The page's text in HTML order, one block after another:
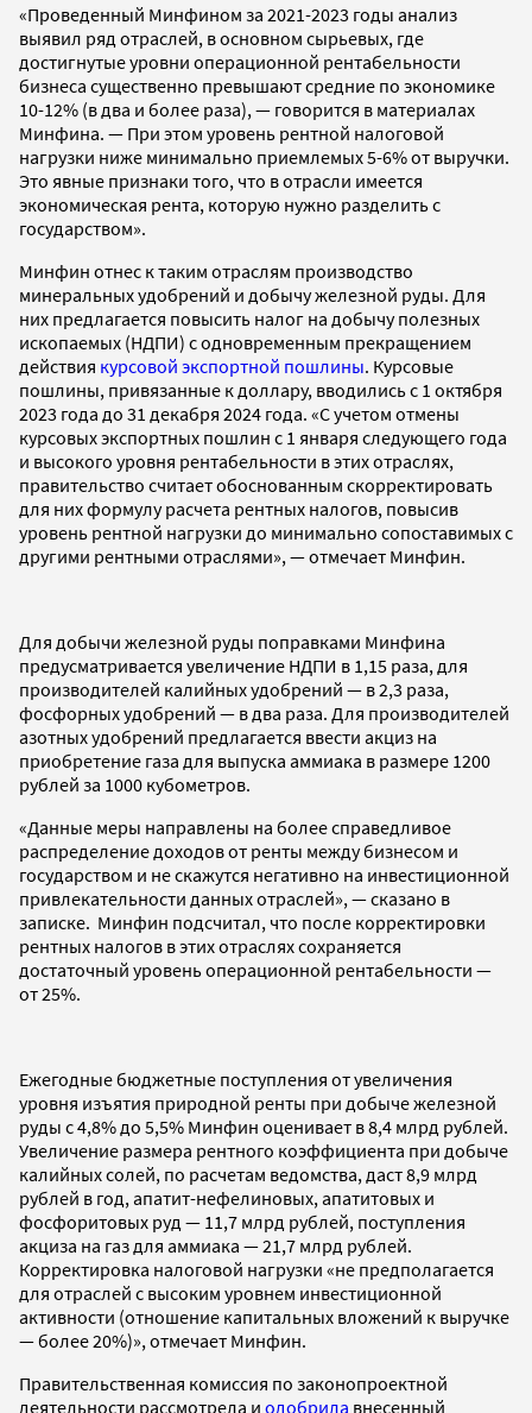
«Проведенный Минфином за 2021-2023 годы анализ
выявил ряд отраслей, в основном сырьевых, где
достигнутые уровни операционной рентабельности
бизнеса существенно превышают средние по экономике
10-12% (в два и более раза), — говорится в материалах
Минфина. — При этом уровень рентной налоговой
нагрузки ниже минимально приемлемых 5-6% от выручки.
Это явные признаки того, что в отрасли имеется
экономическая рента, которую нужно разделить с
государством».
Минфин отнес к таким отраслям производство
минеральных удобрений и добычу железной руды. Для
них предлагается повысить налог на добычу полезных
ископаемых (НДПИ) с одновременным прекращением
действия курсовой экспортной пошлины. Курсовые
пошлины, привязанные к доллару, вводились с 1 октября
2023 года до 31 декабря 2024 года. «С учетом отмены
курсовых экспортных пошлин с 1 января следующего года
и высокого уровня рентабельности в этих отраслях,
правительство считает обоснованным скорректировать
для них формулу расчета рентных налогов, повысив
уровень рентной нагрузки до минимально сопоставимых с
другими рентными отраслями», — отмечает Минфин.
Для добычи железной руды поправками Минфина
предусматривается увеличение НДПИ в 1,15 раза, для
производителей калийных удобрений — в 2,3 раза,
фосфорных удобрений — в два раза. Для производителей
азотных удобрений предлагается ввести акциз на
приобретение газа для выпуска аммиака в размере 1200
рублей за 1000 кубометров.
«Данные меры направлены на более справедливое
распределение доходов от ренты между бизнесом и
государством и не скажутся негативно на инвестиционной
привлекательности данных отраслей», — сказано в
записке. Минфин подсчитал, что после корректировки
рентных налогов в этих отраслях сохраняется
достаточный уровень операционной рентабельности —
от 25%.
Ежегодные бюджетные поступления от увеличения
уровня изъятия природной ренты при добыче железной
руды с 4,8% до 5,5% Минфин оценивает в 8,4 млрд рублей.
Увеличение размера рентного коэффициента при добыче
калийных солей, по расчетам ведомства, даст 8,9 млрд
рублей в год, апатит-нефелиновых, апатитовых и
фосфоритовых руд — 11,7 млрд рублей, поступления
акциза на газ для аммиака — 21,7 млрд рублей.
Корректировка налоговой нагрузки «не предполагается
для отраслей с высоким уровнем инвестиционной
активности (отношение капитальных вложений к выручке
— более 20%)», отмечает Минфин.
Правительственная комиссия по законопроектной
деятельности рассмотрела и одобрила внесенный